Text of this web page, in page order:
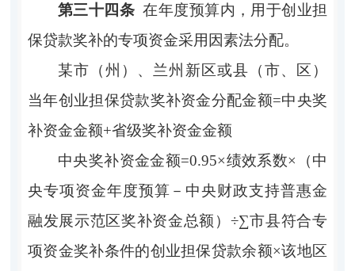
第三十四条 在年度预算内，用于创业担
保贷款奖补的专项资金采用因素法分配。
某市（州）、兰州新区或县（市、区）
当年创业担保贷款奖补资金分配金额=中央奖
补资金金额+省级奖补资金金额
中央奖补资金金额=0.95×绩效系数×（中
央专项资金年度预算－中央财政支持普惠金
融发展示范区奖补资金总额）÷∑市县符合专
项资金奖补条件的创业担保贷款余额×该地区